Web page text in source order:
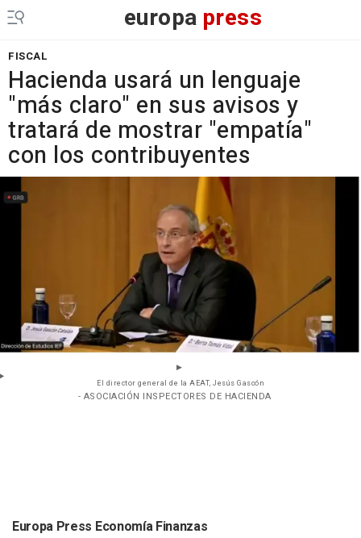
europa press
FISCAL
Hacienda usará un lenguaje
"más claro" en sus avisos y
tratará de mostrar "empatía"
con los contribuyentes
El director general de la AEAT, Jesús Gascón
- ASOCIACIÓN INSPECTORES DE HACIENDA
Europa Press Economía Finanzas